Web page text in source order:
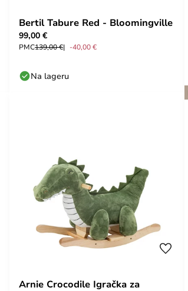
Bertil Tabure Red - Bloomingville
99,00 €
PMC139,00 € -40,00 €
Na lageru
Arnie Crocodile Igračka za